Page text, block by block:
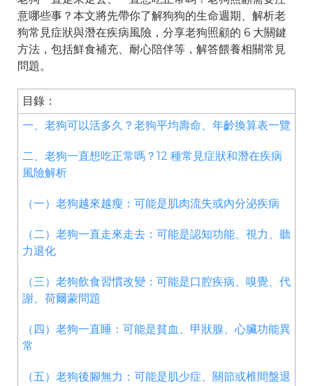
意哪些事？本文將先帶你了解狗狗的生命週期、解析老
狗常見症狀與潛在疾病風險，分享老狗照顧的 6 大關鍵
方法，包括鮮食補充、耐心陪伴等，解答餵養相關常見
問題。
目錄：
一、老狗可以活多久？老狗平均壽命、年齡換算表一覽
二、老狗一直想吃正常嗎？12 種常見症狀和潛在疾病
風險解析
（一）老狗越來越瘦：可能是肌肉流失或內分泌疾病
（二）老狗一直走來走去：可能是認知功能、視力、聽
力退化
（三）老狗飲食習慣改變：可能是口腔疾病、嗅覺、代
謝、荷爾蒙問題
（四）老狗一直睡：可能是貧血、甲狀腺、心臟功能異
常
（五）老狗後腳無力：可能是肌少症、關節或椎間盤退